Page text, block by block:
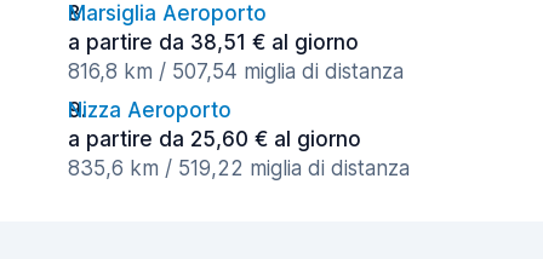
Marsiglia Aeroporto
a partire da 38,51 € al giorno
816,8 km / 507,54 miglia di distanza
Nizza Aeroporto
a partire da 25,60 € al giorno
835,6 km / 519,22 miglia di distanza